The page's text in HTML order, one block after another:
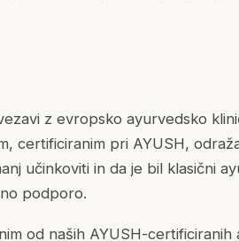
z evropsko ayurvedsko
certificiranim pri AYUSH,
učinkoviti in da je bil klasični
podporo.
od naših AYUSH-certificiranih